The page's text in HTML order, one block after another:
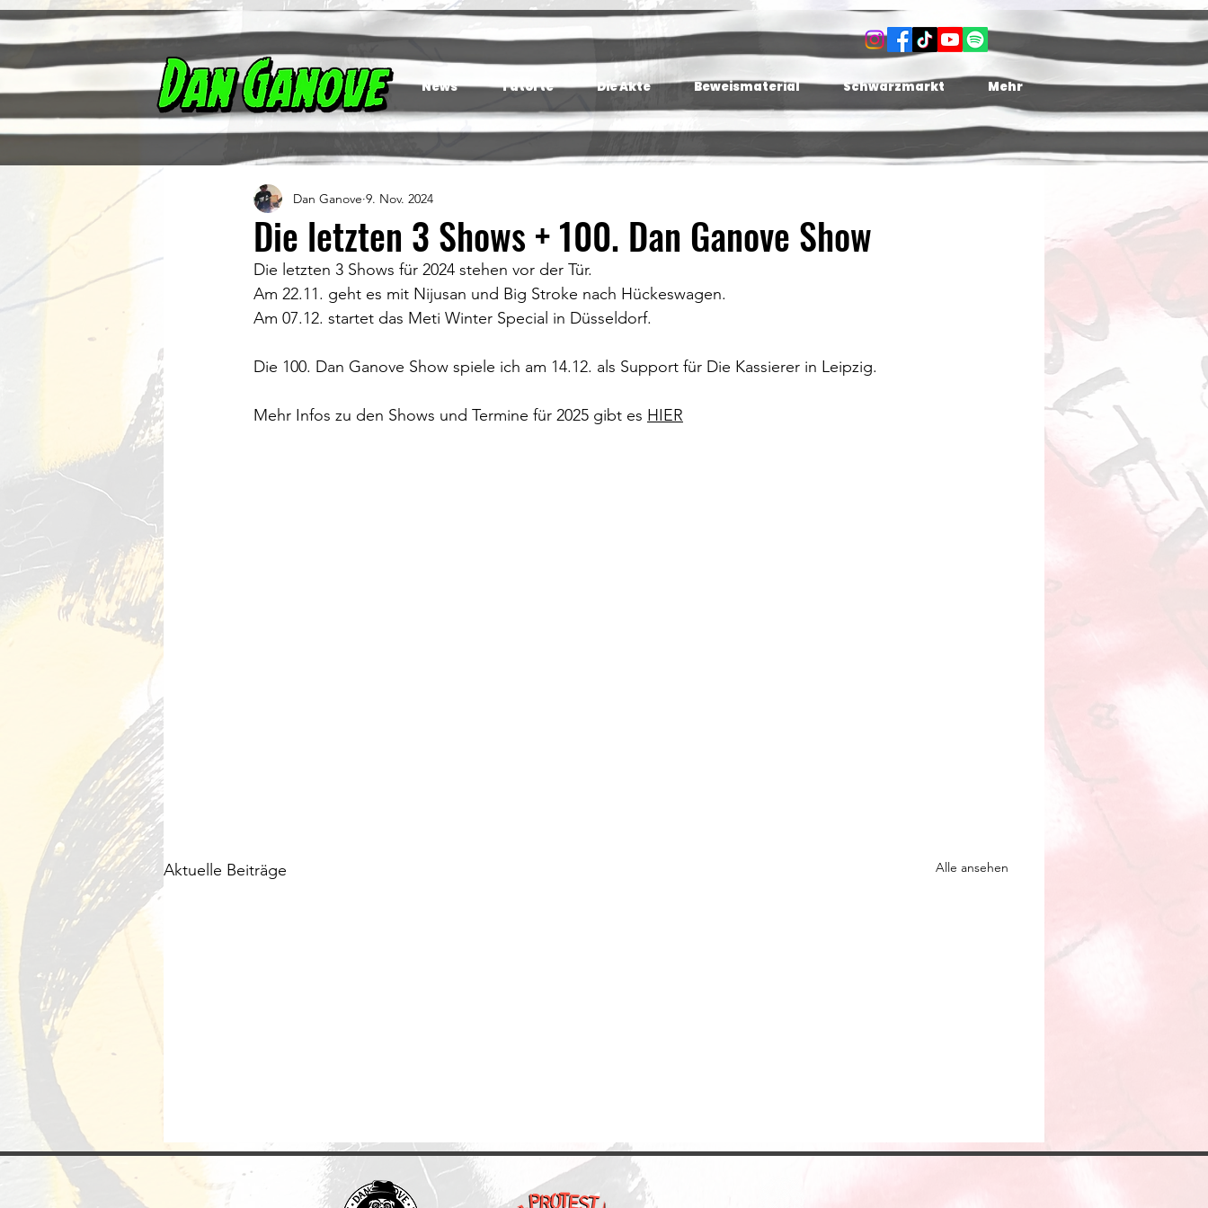
News Tatorte Die Akte Beweismaterial Schwarzmarkt Mehr
Die letzten 3 Shows + 100. Dan Ganove Show
Dan Ganove 9. Nov. 2024
Die letzten 3 Shows für 2024 stehen vor der Tür.
Am 22.11. geht es mit Nijusan und Big Stroke nach Hückeswagen.
Am 07.12. startet das Meti Winter Special in Düsseldorf.
Die 100. Dan Ganove Show spiele ich am 14.12. als Support für Die Kassierer in Leipzig.
Mehr Infos zu den Shows und Termine für 2025 gibt es HIER
Aktuelle Beiträge Alle ansehen